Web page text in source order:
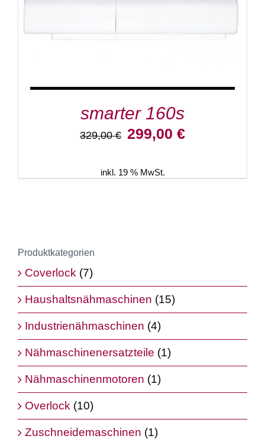
smarter 160s
329,00€ Ursprünglicher
329,00 €
299,00 €Aktueller
inkl. 19 % MwSt.
Produktkategorien
Coverlock (7)
Haushaltsnähmaschinen (15)
Industrienähmaschinen (4)
Nähmaschinenersatzteile (1)
Nähmaschinenmotoren (1)
Overlock (10)
Zuschneidemaschinen (1)